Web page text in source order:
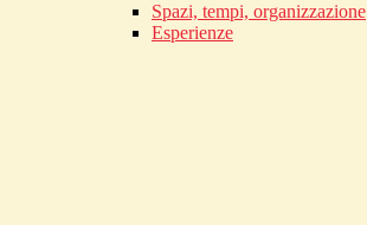
Spazi, tempi, organizzazione
Esperienze